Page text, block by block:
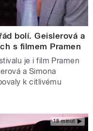
bolí. Geislerová a
s filmem Pramen
je i film Pramen
a Simona
k citlivému
18 minut